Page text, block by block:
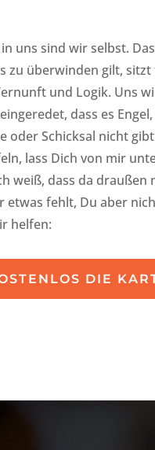
uns sind wir selbst.
zu überwinden gilt,
und Logik. Uns
dass es
oder Schicksal nicht
lass Dich von mir
weiß, dass da draußen
etwas fehlt, Du aber
helfen:
DIE